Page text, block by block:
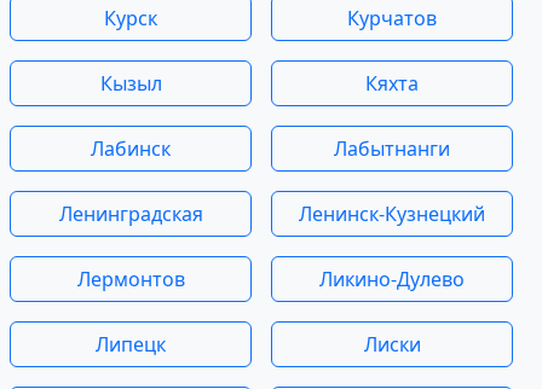
Курск Курчатов
Кызыл Кяхта
Лабинск Лабытнанги
Ленинградская Ленинск-Кузнецкий
Лермонтов Ликино-Дулево
Липецк Лиски